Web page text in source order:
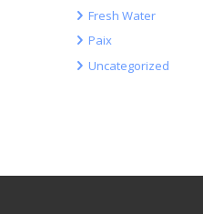
Fresh Water
Paix
Uncategorized